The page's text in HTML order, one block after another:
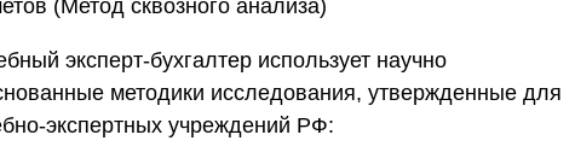
(Метод сквозного анализа)
эксперт-бухгалтер использует научно
методики исследования, утвержденные для
экспертных учреждений РФ: